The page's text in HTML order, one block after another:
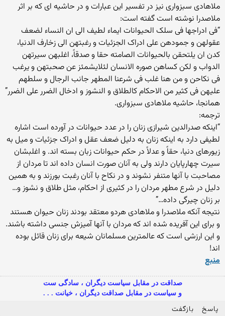
ملاهادی سبزواری نیز در تفسیر این عبارات و در حاشیه ای که بر اثر
ملاصدرا نوشته است گفته است:
“فی ادراجها فی سلک الحیوانات ایماء لطیف الی ان النساء لضعف
عقولهن و جمودهن علی ادراک الجزئیات و رغبتهن الی زخارف الدنیا،
کدن ان یلتحقن بالحیوانات الصامته حقا و صدقاً، اغلبهن سیرتهن
الدواب و لکن کساهن صوره الانسان لئلایشمئز عن صحبتهن و یرغب
فی نکاحن و من هنا غلب فی شرعنا المطهر جانب الرجال و سلطهم
علیهن فی کثیر من الاحکام کالطلاق و النشوز و ادخال الضرر علی الضرر”
همانجا، حاشیه ملاهادی سبزواری.
ترجمه:
“اینکه صدرالدین شیرازی زنان را در عدد حیوانات در آورده است اشاره
لطیفی دارد به اینکه زنان به دلیل ضعف عقل و ادراک جزئیات و میل به
زیورهای دنیا، حقاً و عدلاً در حکم حیوانات زبان بسته اند. و اغلبشان
سیرت چهارپایان دارند ولی به آنان صورت انسان داده اند تا مردان از
مصاحبت با آنها متنفر نشوند و در نکاح با آنان رغبت بورزند و به همین
دلیل در شرع مطهر مردان را در کثیری از احکام، مثل طلاق و نشوز و…
بر زنان چیرگی داده…”
نتیجه آنکه ملاصدرا و ملاهادی هردو معتقد بودند زنان حیوان هستند
و برای این آفریده شده اند که مردان با آنها آمیزش جنسی داشته باشند.
و این ارزشی است که عالمترین مسلمانان شیعه برای زنان قائل بوده
اند!
منبع
صداقت در مقابل سیاست دیگران ، سادگی ست
و سیاست در مقابل صداقت دیگران ، خیانت . . .
پاسخ بازگفت